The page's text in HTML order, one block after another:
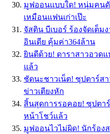
มูฟออนแบบใด! หนุ่มคน
เหมือนแฟนเก่าเป๊ะ
จัสติน บีเบอร์ ร้องจัดเต็ม
อินเดีย คุ้มค่า364ล้าน
ยินดีด้วย! ดาราสาวอวด
แล้ว
ชัดนะชาวเน็ต! ซุปตาร์ส
ข่าวเตียงหัก
สิ้นสุดการรอคอย! ซุปตา
หน้าโชว์แล้ว
มูฟออนไวไม่ผิด! นักร้อง